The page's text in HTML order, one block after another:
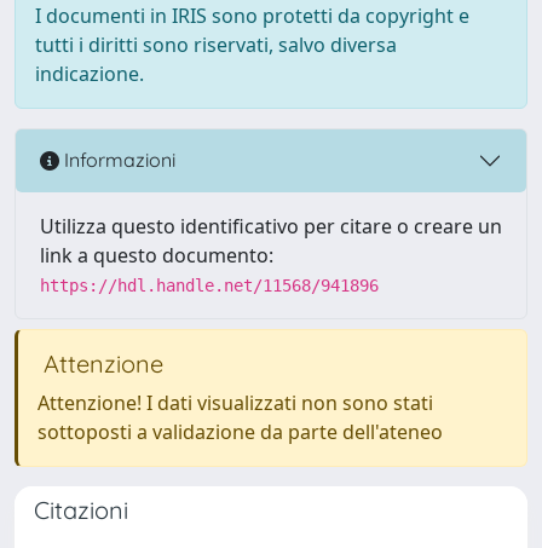
I documenti in IRIS sono protetti da copyright e
tutti i diritti sono riservati, salvo diversa
indicazione.
Informazioni
Utilizza questo identificativo per citare o creare un
link a questo documento:
https://hdl.handle.net/11568/941896
Attenzione
Attenzione! I dati visualizzati non sono stati
sottoposti a validazione da parte dell'ateneo
Citazioni